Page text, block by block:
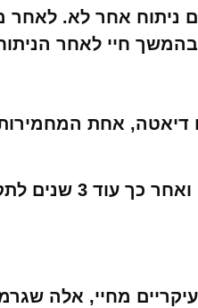
ניתוח אחר לא.
חיי לאחר
אחת המחמירות.
וגם, אם אני הולכת
מחיי, אלה